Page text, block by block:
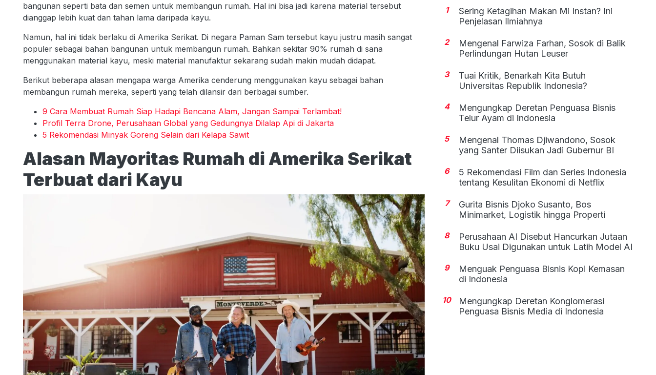
bangunan seperti bata dan semen untuk membangun rumah. Hal ini bisa jadi karena material tersebut
dianggap lebih kuat dan tahan lama daripada kayu.
Namun, hal ini tidak berlaku di Amerika Serikat. Di negara Paman Sam tersebut kayu justru masih sangat
populer sebagai bahan bangunan untuk membangun rumah. Bahkan sekitar 90% rumah di sana
menggunakan material kayu, meski material manufaktur sekarang sudah makin mudah didapat.
Berikut beberapa alasan mengapa warga Amerika cenderung menggunakan kayu sebagai bahan
membangun rumah mereka, seperti yang telah dilansir dari berbagai sumber.
9 Cara Membuat Rumah Siap Hadapi Bencana Alam, Jangan Sampai Terlambat!
Profil Terra Drone, Perusahaan Global yang Gedungnya Dilalap Api di Jakarta
5 Rekomendasi Minyak Goreng Selain dari Kelapa Sawit
Alasan Mayoritas Rumah di Amerika Serikat
Terbuat dari Kayu
1
Sering Ketagihan Makan Mi Instan? Ini
Penjelasan Ilmiahnya
2
Mengenal Farwiza Farhan, Sosok di Balik
Perlindungan Hutan Leuser
3
Tuai Kritik, Benarkah Kita Butuh
Universitas Republik Indonesia?
4
Mengungkap Deretan Penguasa Bisnis
Telur Ayam di Indonesia
5
Mengenal Thomas Djiwandono, Sosok
yang Santer Diisukan Jadi Gubernur BI
6
5 Rekomendasi Film dan Series Indonesia
tentang Kesulitan Ekonomi di Netflix
7
Gurita Bisnis Djoko Susanto, Bos
Minimarket, Logistik hingga Properti
8
Perusahaan AI Disebut Hancurkan Jutaan
Buku Usai Digunakan untuk Latih Model AI
9
Menguak Penguasa Bisnis Kopi Kemasan
di Indonesia
10
Mengungkap Deretan Konglomerasi
Penguasa Bisnis Media di Indonesia